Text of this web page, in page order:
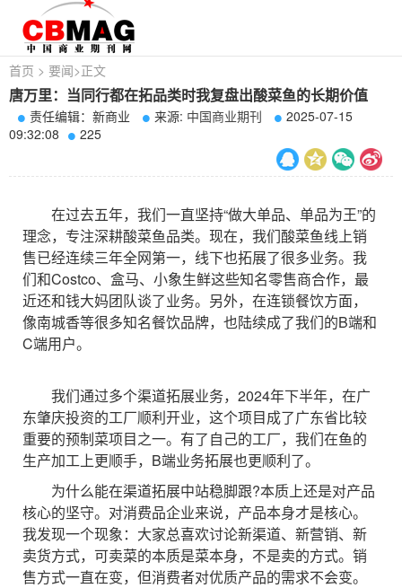
首页 > 要闻>正文
唐万里：当同行都在拓品类时我复盘出酸菜鱼的长期价值
责任编辑：新商业 来源: 中国商业期刊
2025-07-15
09:32:08
225
在过去五年，我们一直坚持“做大单品、单品为王”的
理念，专注深耕酸菜鱼品类。现在，我们酸菜鱼线上销
售已经连续三年全网第一，线下也拓展了很多业务。我
们和Costco、盒马、小象生鲜这些知名零售商合作，最
近还和钱大妈团队谈了业务。另外，在连锁餐饮方面，
像南城香等很多知名餐饮品牌，也陆续成了我们的B端和
C端用户。
我们通过多个渠道拓展业务，2024年下半年，在广
东肇庆投资的工厂顺利开业，这个项目成了广东省比较
重要的预制菜项目之一。有了自己的工厂，我们在鱼的
生产加工上更顺手，B端业务拓展也更顺利了。
为什么能在渠道拓展中站稳脚跟?本质上还是对产品
核心的坚守。对消费品企业来说，产品本身才是核心。
我发现一个现象：大家总喜欢讨论新渠道、新营销、新
卖货方式，可卖菜的本质是菜本身，不是卖的方式。销
售方式一直在变，但消费者对优质产品的需求不会变。